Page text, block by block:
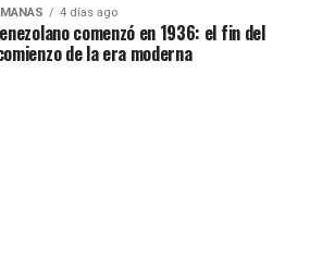
4 días ago
comenzó en 1936: el fin del
de la era moderna